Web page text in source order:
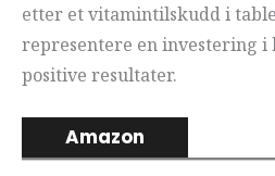
etter et vitamintilskudd i
representere en investering i
positive resultater.
Amazon